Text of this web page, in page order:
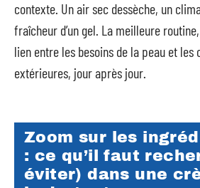
contexte. Un air sec dessèche, un
fraîcheur d’un gel. La meilleure
lien entre les besoins de la peau et les
extérieures, jour après jour.
Zoom sur les
: ce qu’il faut
éviter) dans une